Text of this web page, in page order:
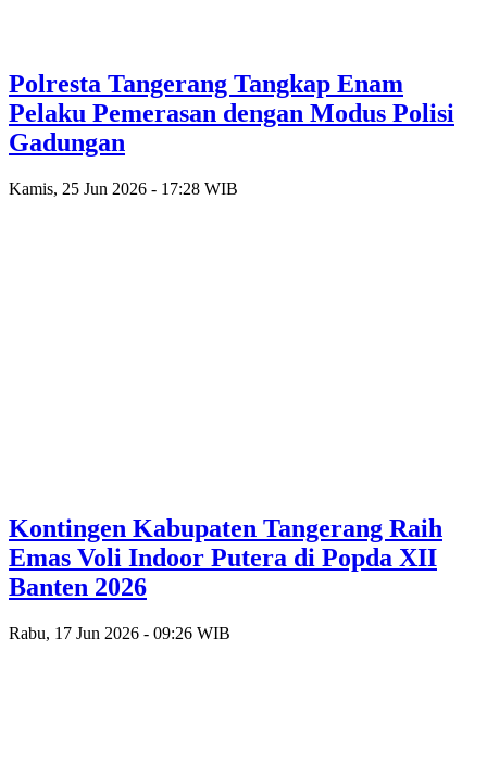
Polresta Tangerang Tangkap Enam
Pelaku Pemerasan dengan Modus Polisi
Gadungan
Kamis, 25 Jun 2026 - 17:28 WIB
Kontingen Kabupaten Tangerang Raih
Emas Voli Indoor Putera di Popda XII
Banten 2026
Rabu, 17 Jun 2026 - 09:26 WIB